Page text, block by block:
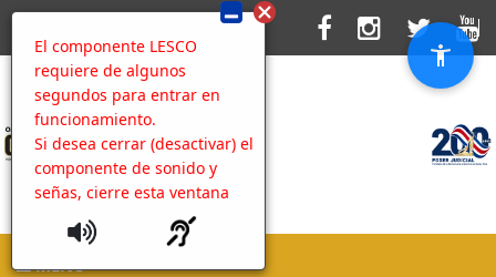
El componente LESCO
requiere de algunos
segundos para entrar en
funcionamiento.
Si desea cerrar (desactivar) el
componente de sonido y
señas, cierre esta ventana
MENU